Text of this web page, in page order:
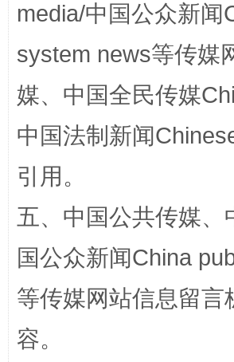
完善运行机制助力责任有效落实
东山县通报“牛蛙产品抗生素超标问题”
media/中国公众新
system news等传媒
媒、中国全民传媒
中国法制新闻
引用。
五、中国公共传媒
国公众新闻China
等传媒网站信息留
容。